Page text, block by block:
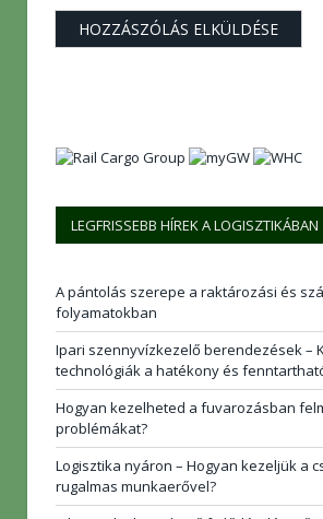
LEGFRISSEBB HÍREK A LOGISZTIKÁBAN
A pántolás szerepe a raktározási és
folyamatokban
Ipari szennyvízkezelő berendezések –
technológiák a hatékony és
Hogyan kezelheted a fuvarozásban
problémákat?
Logisztika nyáron – Hogyan kezeljük a
rugalmas munkaerővel?